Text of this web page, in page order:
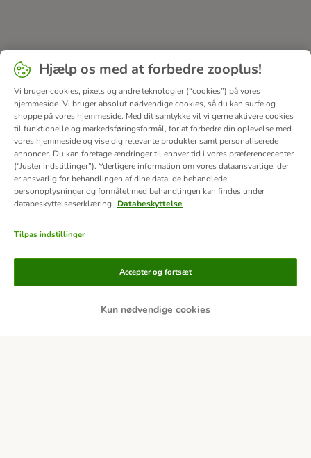
Betalingsformer
Faktura
Hjælp os med at forbedre zooplus!
Vi bruger cookies, pixels og andre teknologier (“cookies”) på vores
hjemmeside. Vi bruger absolut nødvendige cookies, så du kan surfe og
shoppe på vores hjemmeside. Med dit samtykke vil vi gerne aktivere cookies
til funktionelle og markedsføringsformål, for at forbedre din oplevelse med
vores hjemmeside og vise dig relevante produkter samt personaliserede
annoncer. Du kan foretage ændringer til enhver tid i vores præferencecenter
(“Juster indstillinger”). Yderligere information om vores dataansvarlige, der
er ansvarlig for behandlingen af ​​dine data, de behandlede
personoplysninger og formålet med behandlingen kan findes under
databeskyttelseserklæring
Databeskyttelse
Tilpas indstillinger
Kun nødvendige cookies
Accepter og fortsæt